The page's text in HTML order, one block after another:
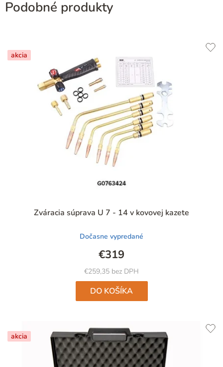
Podobné produkty
akcia
Zváracia súprava U 7 - 14 v kovovej kazete
Dočasne vypredané
€259,35 bez DPH
€319
DO KOŠÍKA
akcia